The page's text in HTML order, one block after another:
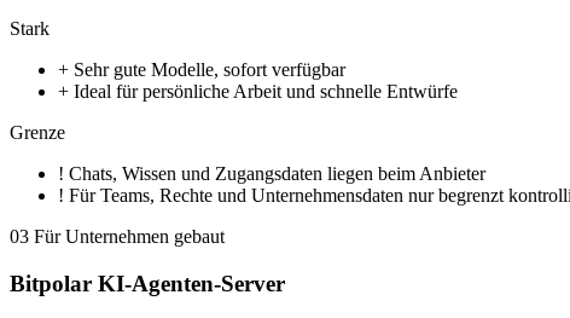
Stark
+ Sehr gute Modelle, sofort verfügbar
+ Ideal für persönliche Arbeit und schnelle Entwürfe
Grenze
! Chats, Wissen und Zugangsdaten liegen beim Anbieter
! Für Teams, Rechte und Unternehmensdaten nur begrenzt
03 Für Unternehmen gebaut
Bitpolar KI-Agenten-Server